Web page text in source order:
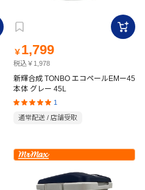
￥ 1,799
税込￥1,978
新輝合成 TONBO エコペールEMー45
本体 グレー 45L
1
通常配送 / 店舗受取